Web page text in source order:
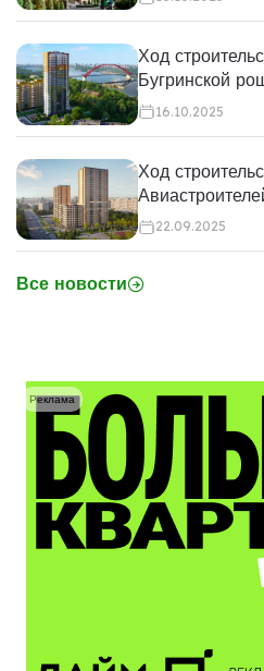
Ход
Бугринской
16.10.2025
Ход
22.09.2025
Все новости
Реклама